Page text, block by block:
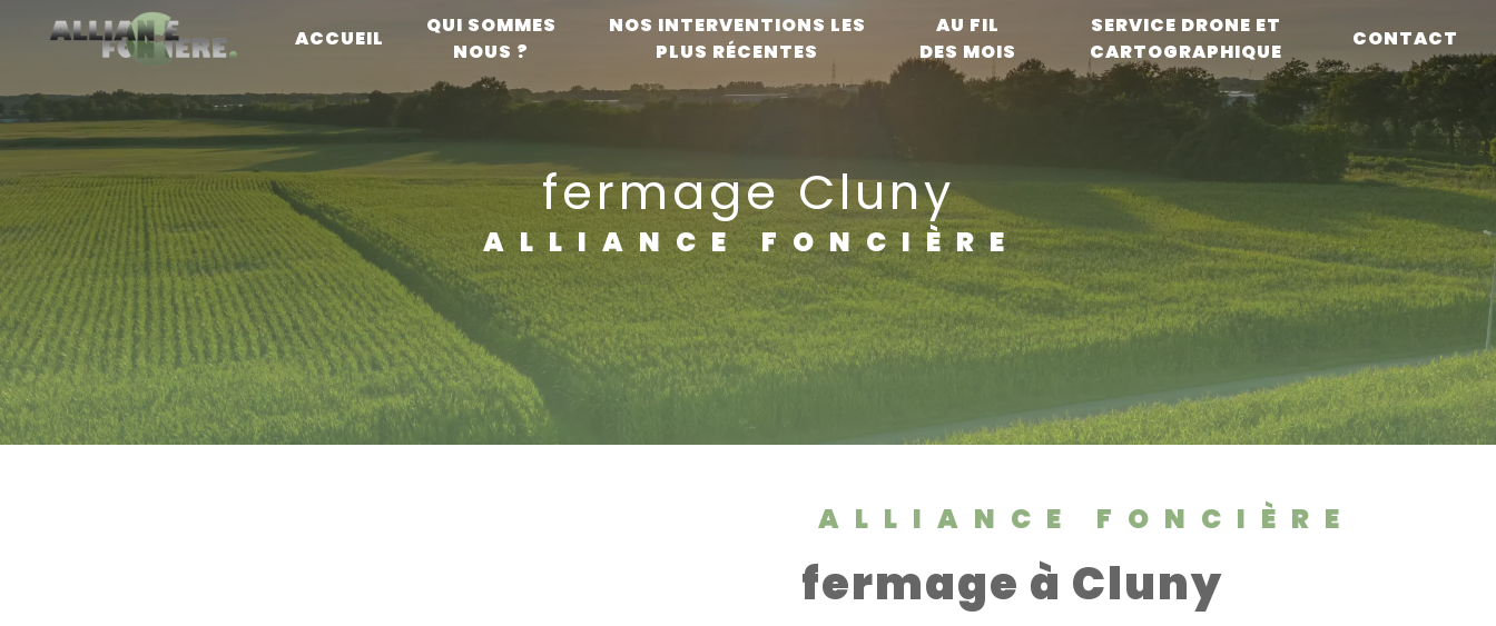
ACCUEIL
QUI SOMMES
NOUS ?
NOS INTERVENTIONS LES
PLUS RÉCENTES
AU FIL
DES MOIS
SERVICE DRONE ET
CARTOGRAPHIQUE
CONTACT
fermage Cluny
ALLIANCE FONCIÈRE
ALLIANCE FONCIÈRE
fermage à Cluny
Panneau de gestion des cookies